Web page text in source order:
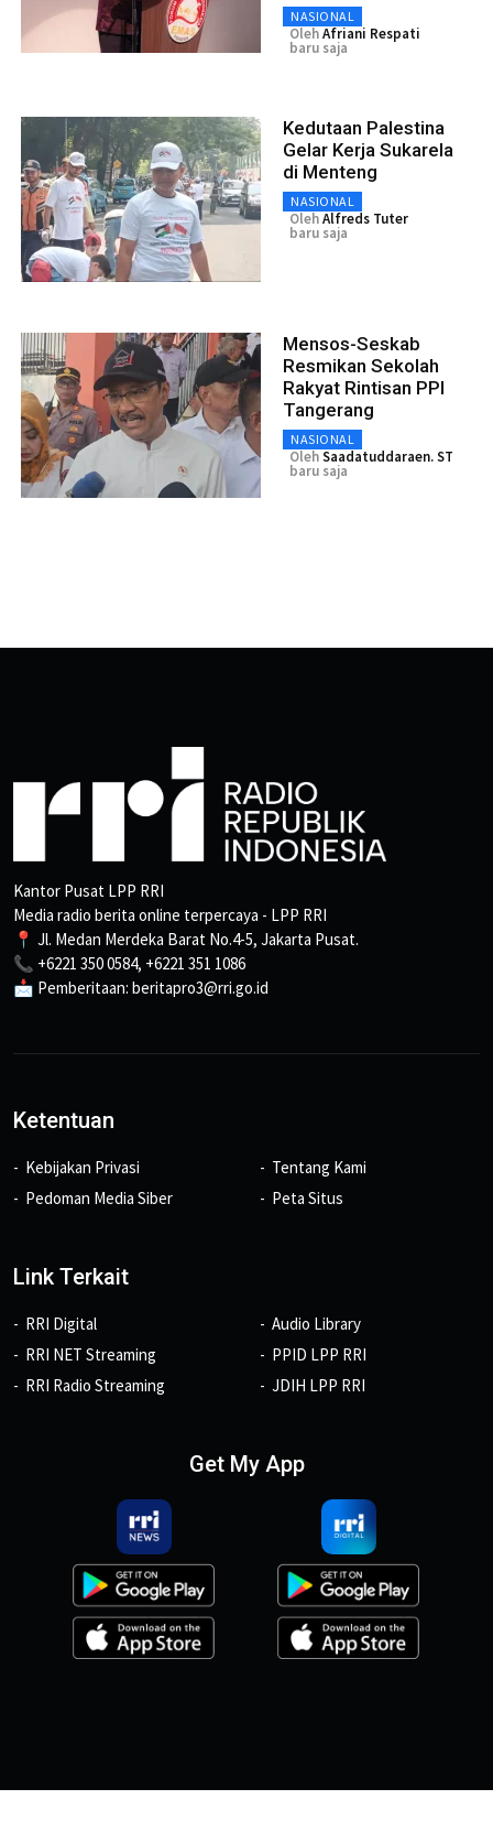
NASIONAL
OlehAfriani Respati
baru saja
Kedutaan Palestina
Gelar Kerja Sukarela
di Menteng
NASIONAL
OlehAlfreds Tuter
baru saja
Mensos-Seskab
Resmikan Sekolah
Rakyat Rintisan PPI
Tangerang
NASIONAL
OlehSaadatuddaraen. ST
baru saja
Kantor Pusat LPP RRI
Media radio berita online terpercaya - LPP RRI
📍 Jl. Medan Merdeka Barat No.4-5, Jakarta Pusat.
📞 +6221 350 0584, +6221 351 1086
📩 Pemberitaan: beritapro3@rri.go.id
Ketentuan
Kebijakan Privasi
Pedoman Media Siber
Tentang Kami
Peta Situs
Link Terkait
RRI Digital
RRI NET Streaming
RRI Radio Streaming
Audio Library
PPID LPP RRI
JDIH LPP RRI
Get My App